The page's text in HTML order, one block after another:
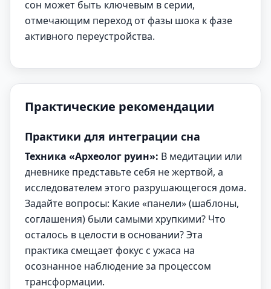
сон может быть ключевым в серии,
отмечающим переход от фазы шока к фазе
активного переустройства.
Практические рекомендации
Практики для интеграции сна
Техника «Археолог руин»: В медитации или
дневнике представьте себя не жертвой, а
исследователем этого разрушающегося дома.
Задайте вопросы: Какие «панели» (шаблоны,
соглашения) были самыми хрупкими? Что
осталось в целости в основании? Эта
практика смещает фокус с ужаса на
осознанное наблюдение за процессом
трансформации.